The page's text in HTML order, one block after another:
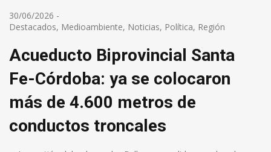
30/06/2026 -
Destacados, Medioambiente, Noticias, Política, Región
Acueducto Biprovincial Santa
Fe-Córdoba: ya se colocaron
más de 4.600 metros de
conductos troncales